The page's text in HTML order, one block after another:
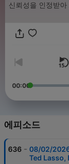
신뢰성을 인정받
송 저널리즘의 가
피소드는 독립적
00:00
에피소드
636 - 08/02/
Ted Lasso,